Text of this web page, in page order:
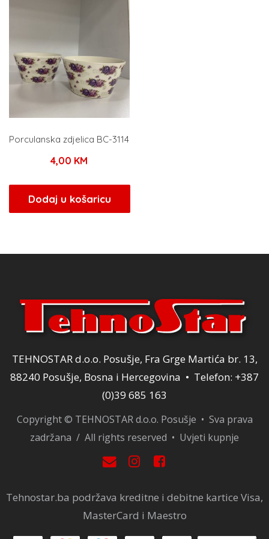
Porculanska zdjelica BC-3114
4,00 KM
Dodaj u košaricu
TEHNOSTAR d.o.o. Posušje, Fra Grge Martića br. 13,
88240 Posušje, Bosna i Hercegovina • Telefon: +387
(0)39 685 163
Copyright © TEHNOSTAR d.o.o. Posušje • Sva prava
zadržana / All rights reserved • Uvjeti kupnje
Tehnostar.ba podržava kreditne i debitne kartice Visa,
MasterCard i Maestro